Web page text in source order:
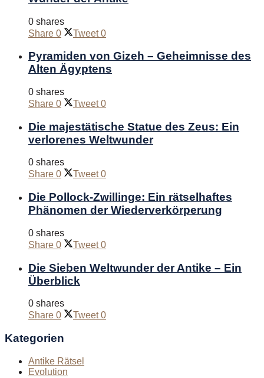
0 shares
Share 0 Tweet 0
Pyramiden von Gizeh – Geheimnisse des
Alten Ägyptens
0 shares
Share 0 Tweet 0
Die majestätische Statue des Zeus: Ein
verlorenes Weltwunder
0 shares
Share 0 Tweet 0
Die Pollock-Zwillinge: Ein rätselhaftes
Phänomen der Wiederverkörperung
0 shares
Share 0 Tweet 0
Die Sieben Weltwunder der Antike – Ein
Überblick
0 shares
Share 0 Tweet 0
Kategorien
Antike Rätsel
Evolution